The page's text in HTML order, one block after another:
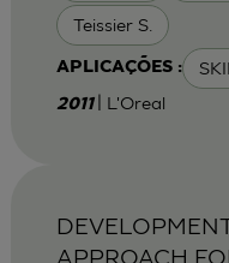
Teissier S.
APLICAÇÕES :
2011 | L'Oreal
APPROACH